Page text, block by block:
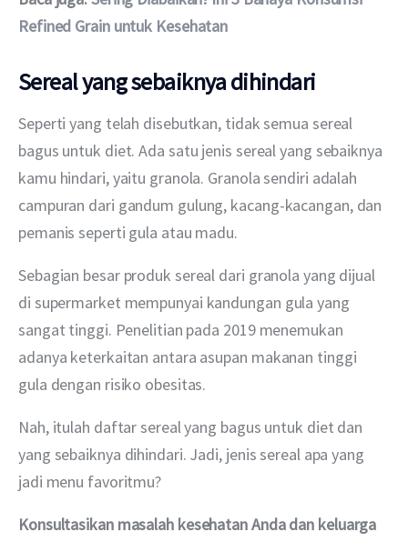
Refined Grain untuk Kesehatan
Sereal yang sebaiknya dihindari
Seperti yang telah disebutkan, tidak semua sereal
bagus untuk diet. Ada satu jenis sereal yang sebaiknya
kamu hindari, yaitu granola. Granola sendiri adalah
campuran dari gandum gulung, kacang-kacangan, dan
pemanis seperti gula atau madu.
Sebagian besar produk sereal dari granola yang dijual
di supermarket mempunyai kandungan gula yang
sangat tinggi. Penelitian pada 2019 menemukan
adanya keterkaitan antara asupan makanan tinggi
gula dengan risiko obesitas.
Nah, itulah daftar sereal yang bagus untuk diet dan
yang sebaiknya dihindari. Jadi, jenis sereal apa yang
jadi menu favoritmu?
Konsultasikan masalah kesehatan Anda dan keluarga